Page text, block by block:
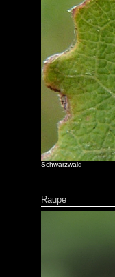
Schwarzwald
Raupe